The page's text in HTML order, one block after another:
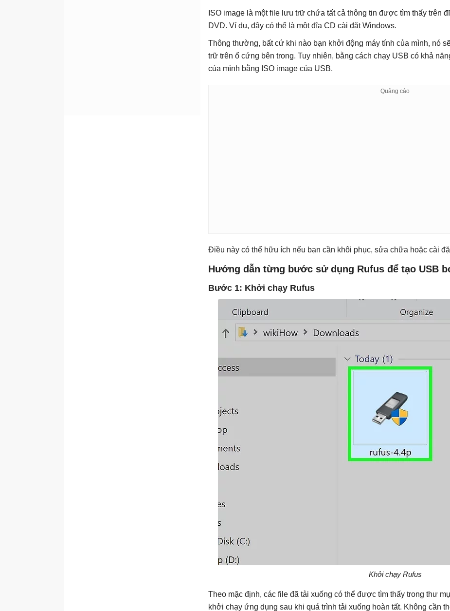
ISO image là một file lưu trữ chứa tất cả thông tin được tìm thấy trên
DVD. Ví dụ, đây có thể là một đĩa CD cài đặt Windows.
Thông thường, bất cứ khi nào bạn khởi động máy tính của mình, nó
trữ trên ổ cứng bên trong. Tuy nhiên, bằng cách chạy USB có khả
của mình bằng ISO image của USB.
Điều này có thể hữu ích nếu bạn cần khôi phục, sửa chữa hoặc cài
Hướng dẫn từng bước sử dụng Rufus để tạo USB
Bước 1: Khởi chạy Rufus
Khởi chạy Rufus
Theo mặc định, các file đã tải xuống có thể được tìm thấy trong thư
khởi chạy ứng dụng sau khi quá trình tải xuống hoàn tất. Không cần